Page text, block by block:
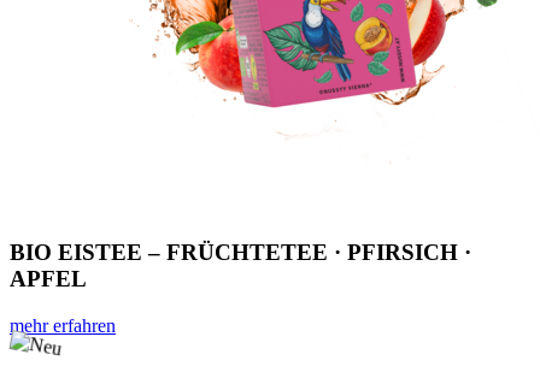
BIO EISTEE – FRÜCHTETEE · PFIRSICH ·
APFEL
mehr erfahren